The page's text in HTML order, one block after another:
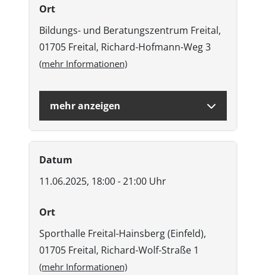
Ort
Bildungs- und Beratungszentrum Freital,
01705 Freital, Richard-Hofmann-Weg 3
(mehr Informationen)
mehr anzeigen
Datum
11.06.2025, 18:00 - 21:00 Uhr
Ort
Sporthalle Freital-Hainsberg (Einfeld),
01705 Freital, Richard-Wolf-Straße 1
(mehr Informationen)